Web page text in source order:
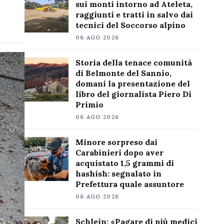
sui monti intorno ad Ateleta,
raggiunti e tratti in salvo dai
tecnici del Soccorso alpino
06 AGO 2026
Storia della tenace comunità
di Belmonte del Sannio,
domani la presentazione del
libro del giornalista Piero Di
Primio
06 AGO 2026
Minore sorpreso dai
Carabinieri dopo aver
acquistato 1,5 grammi di
hashish: segnalato in
Prefettura quale assuntore
06 AGO 2026
Schlein: «Pagare di più medici